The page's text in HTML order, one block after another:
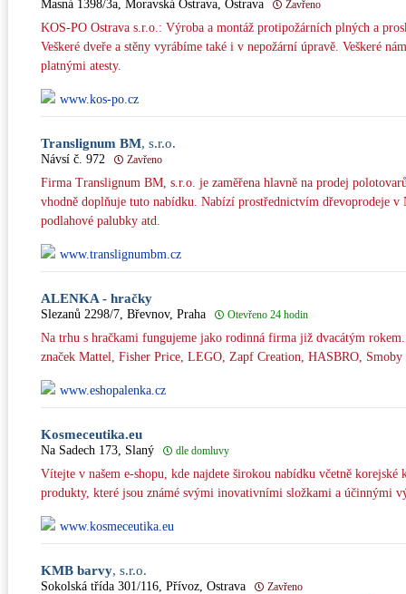
Masná 1398/3a, Moravská Ostrava, Ostrava Zavřeno
KOS-PO Ostrava s.r.o.: Výroba a montáž protipožárních plných a
Veškeré dveře a stěny vyrábíme také i v nepožární úpravě. Veškeré
platnými atesty.
www.kos-po.cz
Translignum BM, s.r.o.
Návsí č. 972 Zavřeno
Firma Translignum BM, s.r.o. je zaměřena hlavně na prodej
vhodně doplňuje tuto nabídku. Nabízí prostřednictvím dřevoprodeje v
podlahové palubky atd.
www.translignumbm.cz
ALENKA - hračky
Slezanů 2298/7, Břevnov, Praha Otevřeno 24 hodin
Na trhu s hračkami fungujeme jako rodinná firma již dvacátým
značek Mattel, Fisher Price, LEGO, Zapf Creation, HASBRO, Smoby
www.eshopalenka.cz
Kosmeceutika.eu
Na Sadech 173, Slaný dle domluvy
Vítejte v našem e-shopu, kde najdete širokou nabídku včetně
produkty, které jsou známé svými inovativními složkami a účinnými
www.kosmeceutika.eu
KMB barvy, s.r.o.
Sokolská třída 301/116, Přívoz, Ostrava Zavřeno